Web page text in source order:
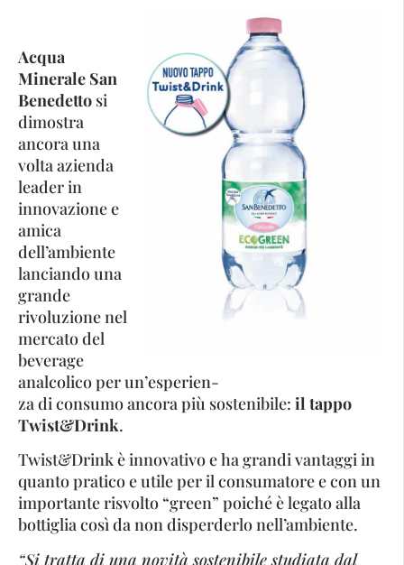
Acqua
Minerale San
Benedetto si
dimostra
ancora una
volta azienda
leader in
innovazione e
amica
dell’ambiente
lanciando una
grande
rivoluzione nel
mercato del
beverage
analcolico per un’esperien-
za di consumo ancora più sostenibile: il tappo
Twist&Drink.
Twist&Drink è innovativo e ha grandi vantaggi in
quanto pratico e utile per il consumatore e con un
importante risvolto “green” poiché è legato alla
bottiglia così da non disperderlo nell’ambiente.
“Si tratta di una novità sostenibile studiata dal